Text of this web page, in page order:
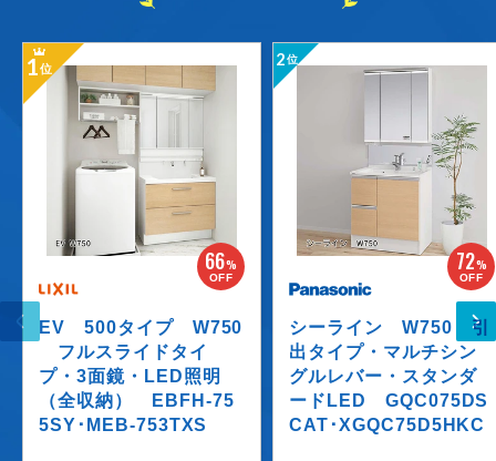
1 位
EV 500タイプ W750
フルスライドタイ
プ・3面鏡・LED照明
（全収納） EBFH-75
5SY･MEB-753TXS
66%
OFF
2位
シーライン W750 引
出タイプ・マルチシン
グルレバー・スタンダ
ードLED GQC075DS
CAT･XGQC75D5HKC
72%
OFF